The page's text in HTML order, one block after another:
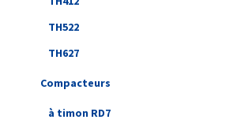
TH522
TH627
Compacteurs
à timon RD7